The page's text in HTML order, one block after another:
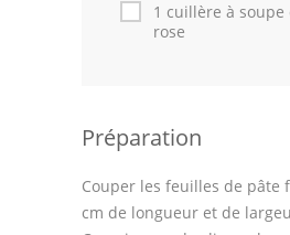
1 cuillère à soupe
rose
Préparation
Couper les feuilles de pâte
cm de longueur et de